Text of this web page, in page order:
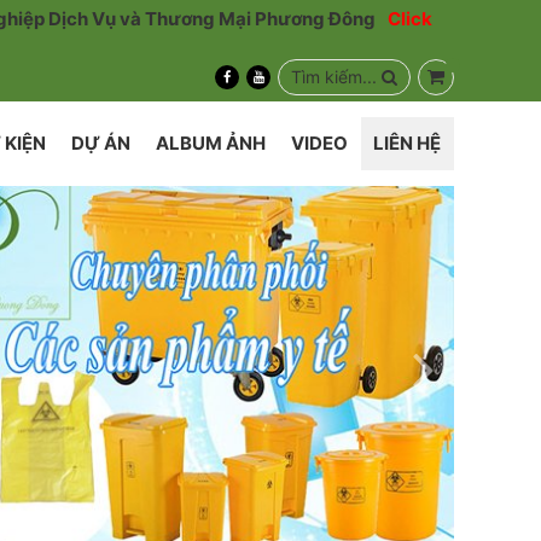
Dịch Vụ và Thương Mại Phương Đông Click
Tìm kiếm...
DỰ ÁN ALBUM ẢNH VIDEO LIÊN HỆ